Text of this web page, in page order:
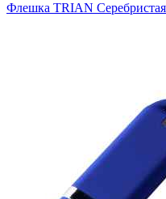
Флешка TRIAN